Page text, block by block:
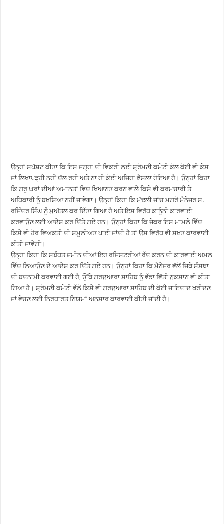
ਉਨ੍ਹਾਂ ਸਪੱਸ਼ਟ ਕੀਤਾ ਕਿ ਇਸ ਜਗ੍ਹਾ ਦੀ ਵਿਕਰੀ ਲਈ ਸ਼੍ਰੋਮਣੀ ਕਮੇਟੀ ਕੋਲ ਕੋਈ ਵੀ ਕੇਸ
ਜਾਂ ਲਿਖਾਪੜ੍ਹੀ ਨਹੀਂ ਚੱਲ ਰਹੀ ਅਤੇ ਨਾ ਹੀ ਕੋਈ ਅਜਿਹਾ ਫੈਸਲਾ ਹੋਇਆ ਹੈ। ਉਨ੍ਹਾਂ ਕਿਹਾ
ਕਿ ਗੁਰੂ ਘਰਾਂ ਦੀਆਂ ਅਮਾਨਤਾਂ ਵਿਚ ਖਿਆਨਤ ਕਰਨ ਵਾਲੇ ਕਿਸੇ ਵੀ ਕਰਮਚਾਰੀ ਤੇ
ਅਧਿਕਾਰੀ ਨੂੰ ਬਖ਼ਸ਼ਿਆ ਨਹੀਂ ਜਾਵੇਗਾ। ਉਨ੍ਹਾਂ ਕਿਹਾ ਕਿ ਮੁੱਢਲੀ ਜਾਂਚ ਮਗਰੋਂ ਮੈਨੇਜਰ ਸ.
ਰਜਿੰਦਰ ਸਿੰਘ ਨੂੰ ਮੁਅੱਤਲ ਕਰ ਦਿੱਤਾ ਗਿਆ ਹੈ ਅਤੇ ਇਸ ਵਿਰੁੱਧ ਕਾਨੂੰਨੀ ਕਾਰਵਾਈ
ਕਰਵਾਉਣ ਲਈ ਆਦੇਸ਼ ਕਰ ਦਿੱਤੇ ਗਏ ਹਨ। ਉਨ੍ਹਾਂ ਕਿਹਾ ਕਿ ਜੇਕਰ ਇਸ ਮਾਮਲੇ ਵਿੱਚ
ਕਿਸੇ ਵੀ ਹੋਰ ਵਿਅਕਤੀ ਦੀ ਸ਼ਮੂਲੀਅਤ ਪਾਈ ਜਾਂਦੀ ਹੈ ਤਾਂ ਉਸ ਵਿਰੁੱਧ ਵੀ ਸਖ਼ਤ ਕਾਰਵਾਈ
ਕੀਤੀ ਜਾਵੇਗੀ।
ਉਨ੍ਹਾ ਕਿਹਾ ਕਿ ਸਬੰਧਤ ਜ਼ਮੀਨ ਦੀਆਂ ਇਹ ਰਜਿਸਟਰੀਆਂ ਰੱਦ ਕਰਨ ਦੀ ਕਾਰਵਾਈ ਅਮਲ
ਵਿੱਚ ਲਿਆਉਣ ਦੇ ਆਦੇਸ਼ ਕਰ ਦਿੱਤੇ ਗਏ ਹਨ। ਉਨ੍ਹਾਂ ਕਿਹਾ ਕਿ ਮੈਨੇਜਰ ਵੱਲੋਂ ਜਿਥੇ ਸੰਸਥਾ
ਦੀ ਬਦਨਾਮੀ ਕਰਵਾਈ ਗਈ ਹੈ, ਉੱਥੇ ਗੁਰਦੁਆਰਾ ਸਾਹਿਬ ਨੂੰ ਵੱਡਾ ਵਿੱਤੀ ਨੁਕਸਾਨ ਵੀ ਕੀਤਾ
ਗਿਆ ਹੈ। ਸ਼੍ਰੋਮਣੀ ਕਮੇਟੀ ਵੱਲੋਂ ਕਿਸੇ ਵੀ ਗੁਰਦੁਆਰਾ ਸਾਹਿਬ ਦੀ ਕੋਈ ਜਾਇਦਾਦ ਖਰੀਦਣ
ਜਾਂ ਵੇਚਣ ਲਈ ਨਿਰਧਾਰਤ ਨਿਯਮਾਂ ਅਨੁਸਾਰ ਕਾਰਵਾਈ ਕੀਤੀ ਜਾਂਦੀ ਹੈ।